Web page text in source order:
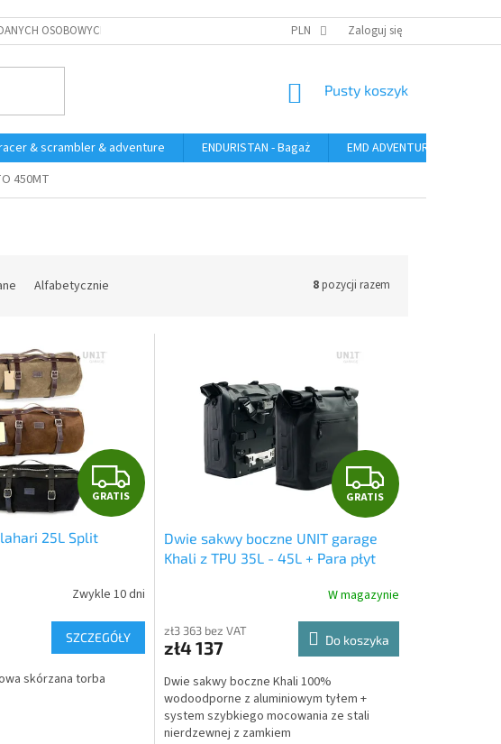
OSOBOWYCH PLN Zaloguj się
KOSZYK
Pusty koszyk
& scrambler & adventure ENDURISTAN - Bagaż
EMD ADVENTURE GEAR -
450MT
Alfabetycznie 8pozycji razem
G
R
T
I
S
GRATIS
25L Split
Zwykle 10 dni
SZCZEGÓŁY
skórzana torba
G
R
T
I
S
GRATIS
Dwie sakwy boczne UNIT garage
Khali z TPU 35L - 45L + Para płyt
W magazynie
zł3 363 bez VAT
zł4 137 Do koszyka
Dwie sakwy boczne Khali 100%
wodoodporne z aluminiowym tyłem +
system szybkiego mocowania ze stali
nierdzewnej z zamkiem